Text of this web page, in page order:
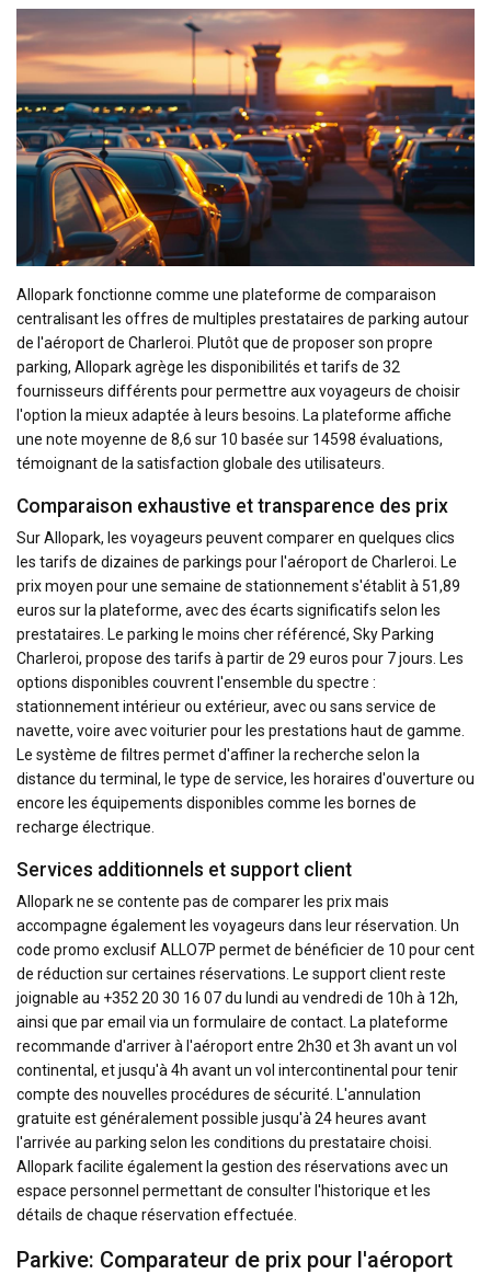
Allopark fonctionne comme une plateforme de comparaison
centralisant les offres de multiples prestataires de parking autour
de l'aéroport de Charleroi. Plutôt que de proposer son propre
parking, Allopark agrège les disponibilités et tarifs de 32
fournisseurs différents pour permettre aux voyageurs de choisir
l'option la mieux adaptée à leurs besoins. La plateforme affiche
une note moyenne de 8,6 sur 10 basée sur 14598 évaluations,
témoignant de la satisfaction globale des utilisateurs.
Comparaison exhaustive et transparence des prix
Sur Allopark, les voyageurs peuvent comparer en quelques clics
les tarifs de dizaines de parkings pour l'aéroport de Charleroi. Le
prix moyen pour une semaine de stationnement s'établit à 51,89
euros sur la plateforme, avec des écarts significatifs selon les
prestataires. Le parking le moins cher référencé, Sky Parking
Charleroi, propose des tarifs à partir de 29 euros pour 7 jours. Les
options disponibles couvrent l'ensemble du spectre :
stationnement intérieur ou extérieur, avec ou sans service de
navette, voire avec voiturier pour les prestations haut de gamme.
Le système de filtres permet d'affiner la recherche selon la
distance du terminal, le type de service, les horaires d'ouverture ou
encore les équipements disponibles comme les bornes de
recharge électrique.
Services additionnels et support client
Allopark ne se contente pas de comparer les prix mais
accompagne également les voyageurs dans leur réservation. Un
code promo exclusif ALLO7P permet de bénéficier de 10 pour cent
de réduction sur certaines réservations. Le support client reste
joignable au +352 20 30 16 07 du lundi au vendredi de 10h à 12h,
ainsi que par email via un formulaire de contact. La plateforme
recommande d'arriver à l'aéroport entre 2h30 et 3h avant un vol
continental, et jusqu'à 4h avant un vol intercontinental pour tenir
compte des nouvelles procédures de sécurité. L'annulation
gratuite est généralement possible jusqu'à 24 heures avant
l'arrivée au parking selon les conditions du prestataire choisi.
Allopark facilite également la gestion des réservations avec un
espace personnel permettant de consulter l'historique et les
détails de chaque réservation effectuée.
Parkive: Comparateur de prix pour l'aéroport